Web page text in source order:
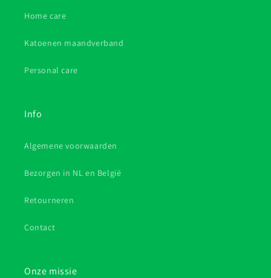
Home care
Katoenen maandverband
Personal care
Info
Algemene voorwaarden
Bezorgen in NL en België
Retourneren
Contact
Onze missie